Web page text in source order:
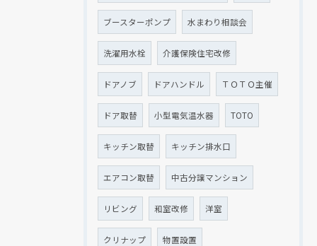
ブースターポンプ 水まわり相談会
洗濯用水栓 介護保険住宅改修
ドアノブ ドアハンドル ＴＯＴＯ主催
ドア取替 小型電気温水器 TOTO
キッチン取替 キッチン排水口
エアコン取替 中古分譲マンション
リビング 和室改修 洋室
クリナップ 物置設置